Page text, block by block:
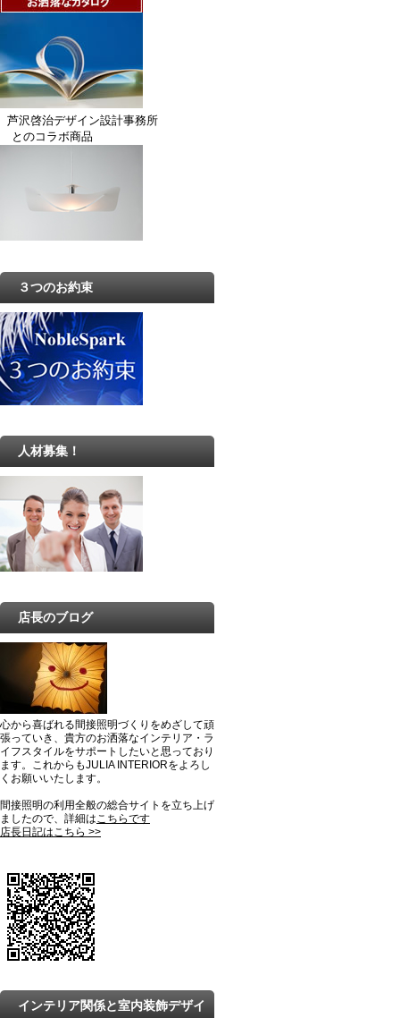
芦沢啓治デザイン設計事務所
とのコラボ商品
３つのお約束
人材募集！
店長のブログ
心から喜ばれる間接照明づくりをめざして頑
張っていき、貴方のお洒落なインテリア・ラ
イフスタイルをサポートしたいと思っており
ます。これからもJULIA INTERIORをよろし
くお願いいたします。
間接照明の利用全般の総合サイトを立ち上げ
ましたので、詳細はこちらです
店長日記はこちら >>
インテリア関係と室内装飾デザイ